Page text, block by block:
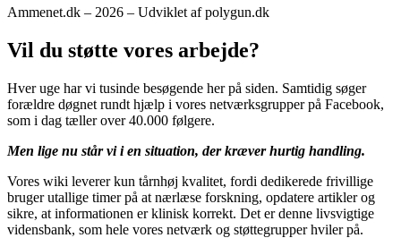
Ammenet.dk – 2026 – Udviklet af polygun.dk
Vil du støtte vores arbejde?
Hver uge har vi tusinde besøgende her på siden. Samtidig søger
forældre døgnet rundt hjælp i vores netværksgrupper på Facebook,
som i dag tæller over 40.000 følgere.
Men lige nu står vi i en situation, der kræver hurtig handling.
Vores wiki leverer kun tårnhøj kvalitet, fordi dedikerede frivillige
bruger utallige timer på at nærlæse forskning, opdatere artikler og
sikre, at informationen er klinisk korrekt. Det er denne livsvigtige
vidensbank, som hele vores netværk og støttegrupper hviler på.